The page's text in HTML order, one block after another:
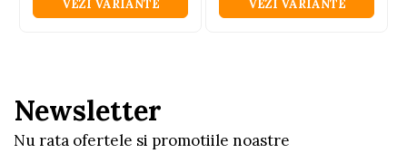
VEZI VARIANTE VEZI VARIANTE
Newsletter
Nu rata ofertele si promotiile noastre